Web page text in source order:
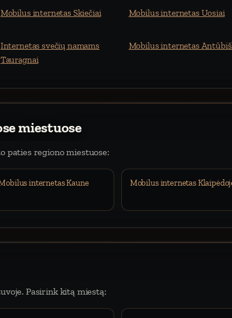
Mobilus internetas Skiečiai Mobilus internetas Uosiai
Internetas svečių namams
Tauragnai
Mobilus internetas
miestuose
paties regiono miestuose:
internetas Kaune Mobilus internetas
Pasirink kitą miestą: